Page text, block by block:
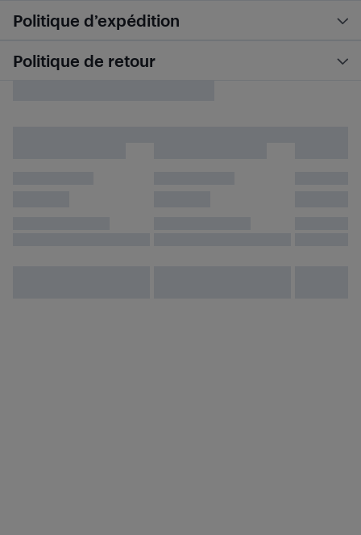
Politique d’expédition
Politique de retour